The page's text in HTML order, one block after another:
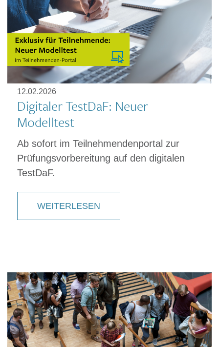
12.02.2026
Digitaler TestDaF: Neuer
Modelltest
Ab sofort im Teilnehmendenportal zur
Prüfungsvorbereitung auf den digitalen
TestDaF.
WEITERLESEN